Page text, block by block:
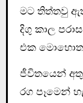
මට තිත්තවු
දිගු කාල
එක මොහොත
ජීවිතයෙන්
රග පෑමෙන්